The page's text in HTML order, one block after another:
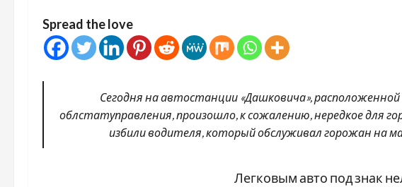
Spread the love
Сегодня на автостанции «Дашковича», расположенной
облстатуправления, произошло, к сожалению, нередкое для
избили водителя, который обслуживал горожан на
Легковым авто под знак